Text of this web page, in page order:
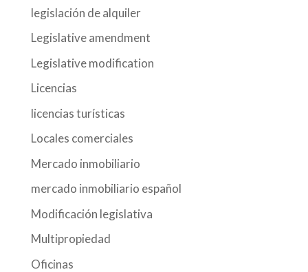
legislación de alquiler
Legislative amendment
Legislative modification
Licencias
licencias turísticas
Locales comerciales
Mercado inmobiliario
mercado inmobiliario español
Modificación legislativa
Multipropiedad
Oficinas